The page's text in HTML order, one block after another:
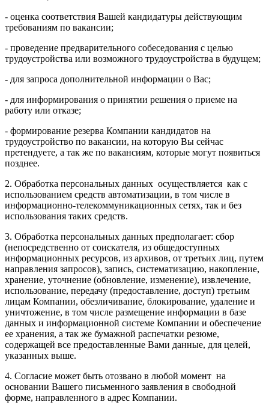
- оценка соответствия Вашей кандидатуры действующим
требованиям по вакансии;
- проведение предварительного собеседования с целью
трудоустройства или возможного трудоустройства в будущем;
- для запроса дополнительной информации о Вас;
- для информирования о принятии решения о приеме на
работу или отказе;
- формирование резерва Компании кандидатов на
трудоустройство по вакансии, на которую Вы сейчас
претендуете, а так же по вакансиям, которые могут появиться
позднее.
2. Обработка персональных данных осуществляется как с
использованием средств автоматизации, в том числе в
информационно-телекоммуникационных сетях, так и без
использования таких средств.
3. Обработка персональных данных предполагает: сбор
(непосредственно от соискателя, из общедоступных
информационных ресурсов, из архивов, от третьих лиц, путем
направления запросов), запись, систематизацию, накопление,
хранение, уточнение (обновление, изменение), извлечение,
использование, передачу (предоставление, доступ) третьим
лицам Компании, обезличивание, блокирование, удаление и
уничтожение, в том числе размещение информации в базе
данных и информационной системе Компании и обеспечение
ее хранения, а так же бумажной распечатки резюме,
содержащей все предоставленные Вами данные, для целей,
указанных выше.
4. Согласие может быть отозвано в любой момент на
основании Вашего письменного заявления в свободной
форме, направленного в адрес Компании.